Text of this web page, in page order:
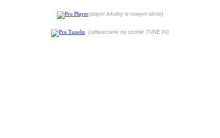
(player lokalny w nowym oknie)
(odtwarzanie na stronie TUNE IN)